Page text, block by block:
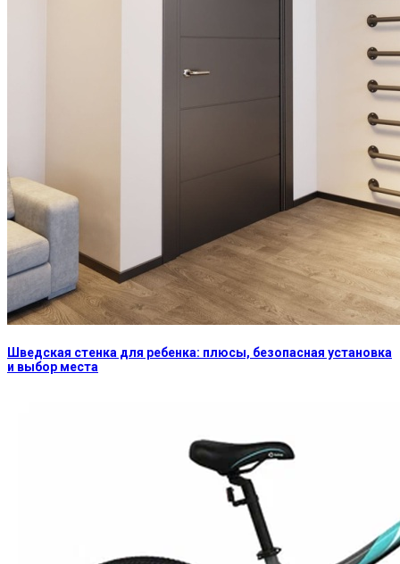
Шведская стенка для ребенка: плюсы, безопасная установка
и выбор места